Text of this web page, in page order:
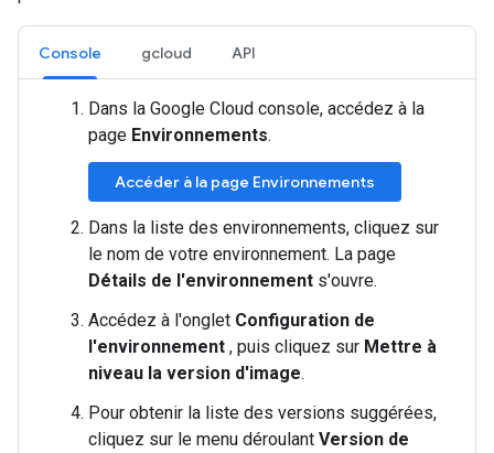
Console gcloud API
Dans la Google Cloud console, accédez à la
page Environnements.
Accéder à la page Environnements
Dans la liste des environnements, cliquez sur
le nom de votre environnement. La page
Détails de l'environnement s'ouvre.
Accédez à l'onglet Configuration de
l'environnement , puis cliquez sur Mettre à
niveau la version d'image.
Pour obtenir la liste des versions suggérées,
cliquez sur le menu déroulant Version de